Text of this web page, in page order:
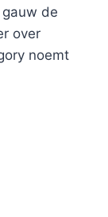
de
over
noemt